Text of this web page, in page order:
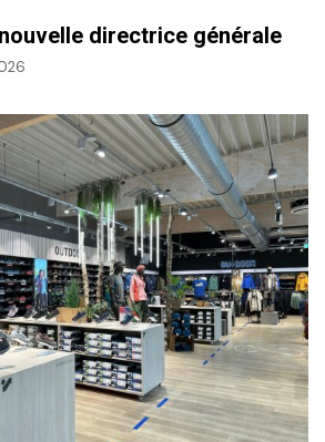
directrice générale